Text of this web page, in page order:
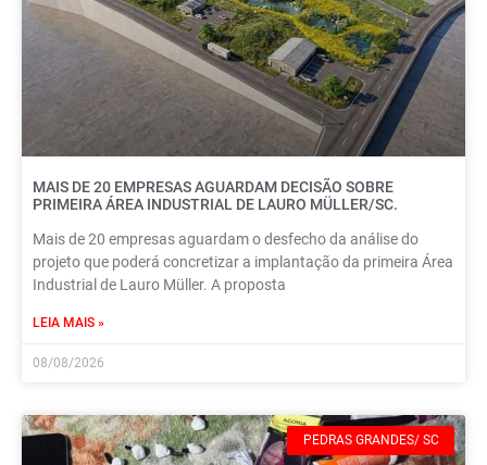
MAIS DE 20 EMPRESAS AGUARDAM DECISÃO SOBRE
PRIMEIRA ÁREA INDUSTRIAL DE LAURO MÜLLER/SC.
Mais de 20 empresas aguardam o desfecho da análise do
projeto que poderá concretizar a implantação da primeira Área
Industrial de Lauro Müller. A proposta
LEIA MAIS »
08/08/2026
PEDRAS GRANDES/ SC